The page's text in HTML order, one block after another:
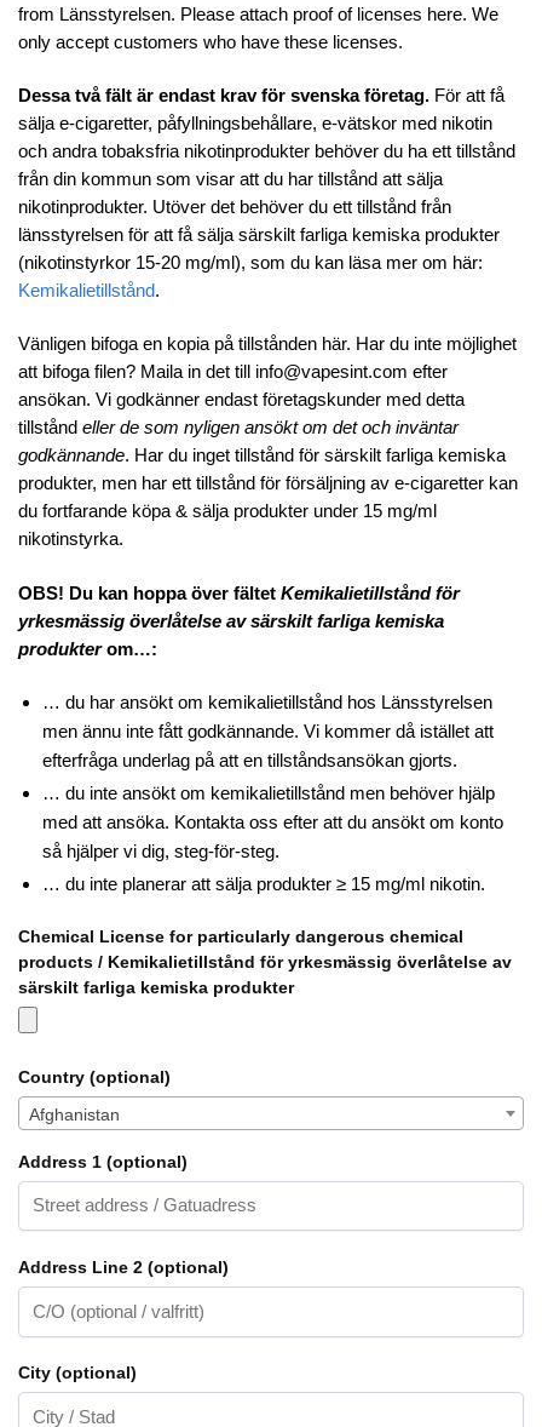
from Länsstyrelsen. Please attach proof of licenses here. We
only accept customers who have these licenses.
Dessa två fält är endast krav för svenska företag. För att få
sälja e-cigaretter, påfyllningsbehållare, e-vätskor med nikotin
och andra tobaksfria nikotinprodukter behöver du ha ett tillstånd
från din kommun som visar att du har tillstånd att sälja
nikotinprodukter. Utöver det behöver du ett tillstånd från
länsstyrelsen för att få sälja särskilt farliga kemiska produkter
(nikotinstyrkor 15-20 mg/ml), som du kan läsa mer om här:
Kemikalietillstånd.
Vänligen bifoga en kopia på tillstånden här. Har du inte möjlighet
att bifoga filen? Maila in det till info@vapesint.com efter
ansökan. Vi godkänner endast företagskunder med detta
tillstånd eller de som nyligen ansökt om det och inväntar
godkännande. Har du inget tillstånd för särskilt farliga kemiska
produkter, men har ett tillstånd för försäljning av e-cigaretter kan
du fortfarande köpa & sälja produkter under 15 mg/ml
nikotinstyrka.
OBS! Du kan hoppa över fältet Kemikalietillstånd för
yrkesmässig överlåtelse av särskilt farliga kemiska
produkterom…:
… du har ansökt om kemikalietillstånd hos Länsstyrelsen
men ännu inte fått godkännande. Vi kommer då istället att
efterfråga underlag på att en tillståndsansökan gjorts.
… du inte ansökt om kemikalietillstånd men behöver hjälp
med att ansöka. Kontakta oss efter att du ansökt om konto
så hjälper vi dig, steg-för-steg.
… du inte planerar att sälja produkter ≥ 15 mg/ml nikotin.
Chemical License for particularly dangerous chemical
products / Kemikalietillstånd för yrkesmässig överlåtelse av
särskilt farliga kemiska produkter
Country (optional)
Afghanistan
Address 1 (optional)
Address Line 2 (optional)
City (optional)